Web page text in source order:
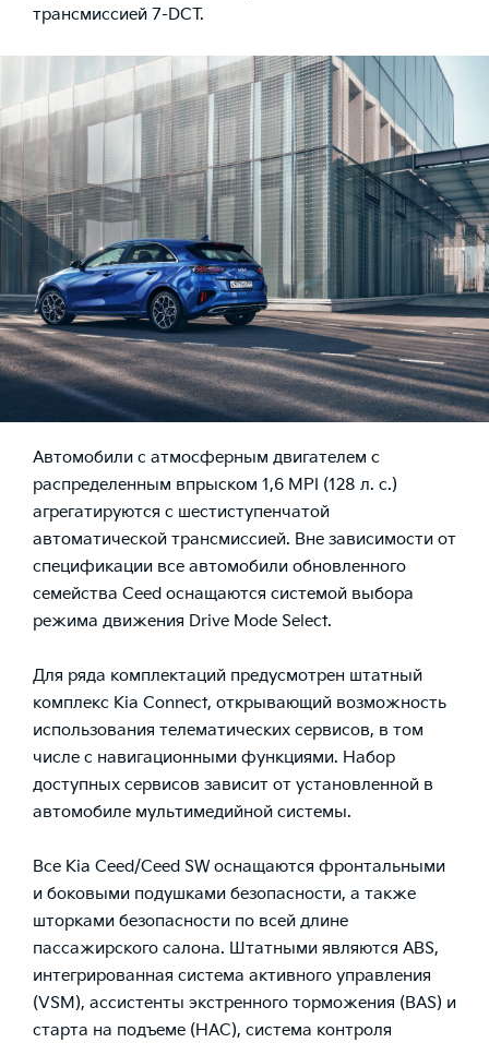
трансмиссией 7-DCT.
Автомобили с атмосферным двигателем с
распределенным впрыском 1,6 MPI (128 л. с.)
агрегатируются с шестиступенчатой
автоматической трансмиссией. Вне зависимости от
спецификации все автомобили обновленного
семейства Ceed оснащаются системой выбора
режима движения Drive Mode Select.
Для ряда комплектаций предусмотрен штатный
комплекс Kia Connect, открывающий возможность
использования телематических сервисов, в том
числе с навигационными функциями. Набор
доступных сервисов зависит от установленной в
автомобиле мультимедийной системы.
Все Kia Ceed/Ceed SW оснащаются фронтальными
и боковыми подушками безопасности, а также
шторками безопасности по всей длине
пассажирского салона. Штатными являются ABS,
интегрированная система активного управления
(VSM), ассистенты экстренного торможения (BAS) и
старта на подъеме (НАС), система контроля